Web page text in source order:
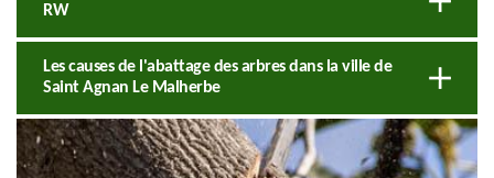
RW
Les causes de l'abattage des arbres dans la ville de
Saint Agnan Le Malherbe